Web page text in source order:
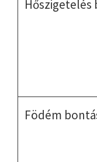
Hőszigetelés
Födém